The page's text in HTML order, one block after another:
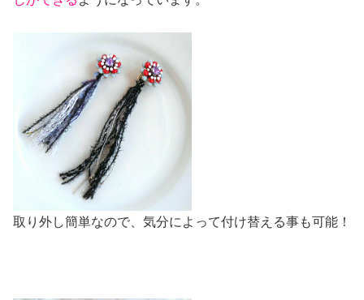
取り外し簡単なので、気分によって付け替える事も可能！